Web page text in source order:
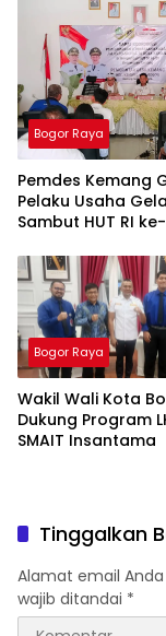
Bogor Raya
Pemdes Kemang
Pelaku Usaha
Sambut HUT RI ke-
Bogor Raya
Wakil Wali Kota
Dukung Program
SMAIT Insantama
Tinggalkan
Alamat email
wajib ditandai *